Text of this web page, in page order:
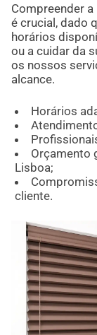
Compreender
é crucial, dado
horários
ou a cuidar da
os nossos
alcance.
Horários
Orçamento
Lisboa;
cliente.